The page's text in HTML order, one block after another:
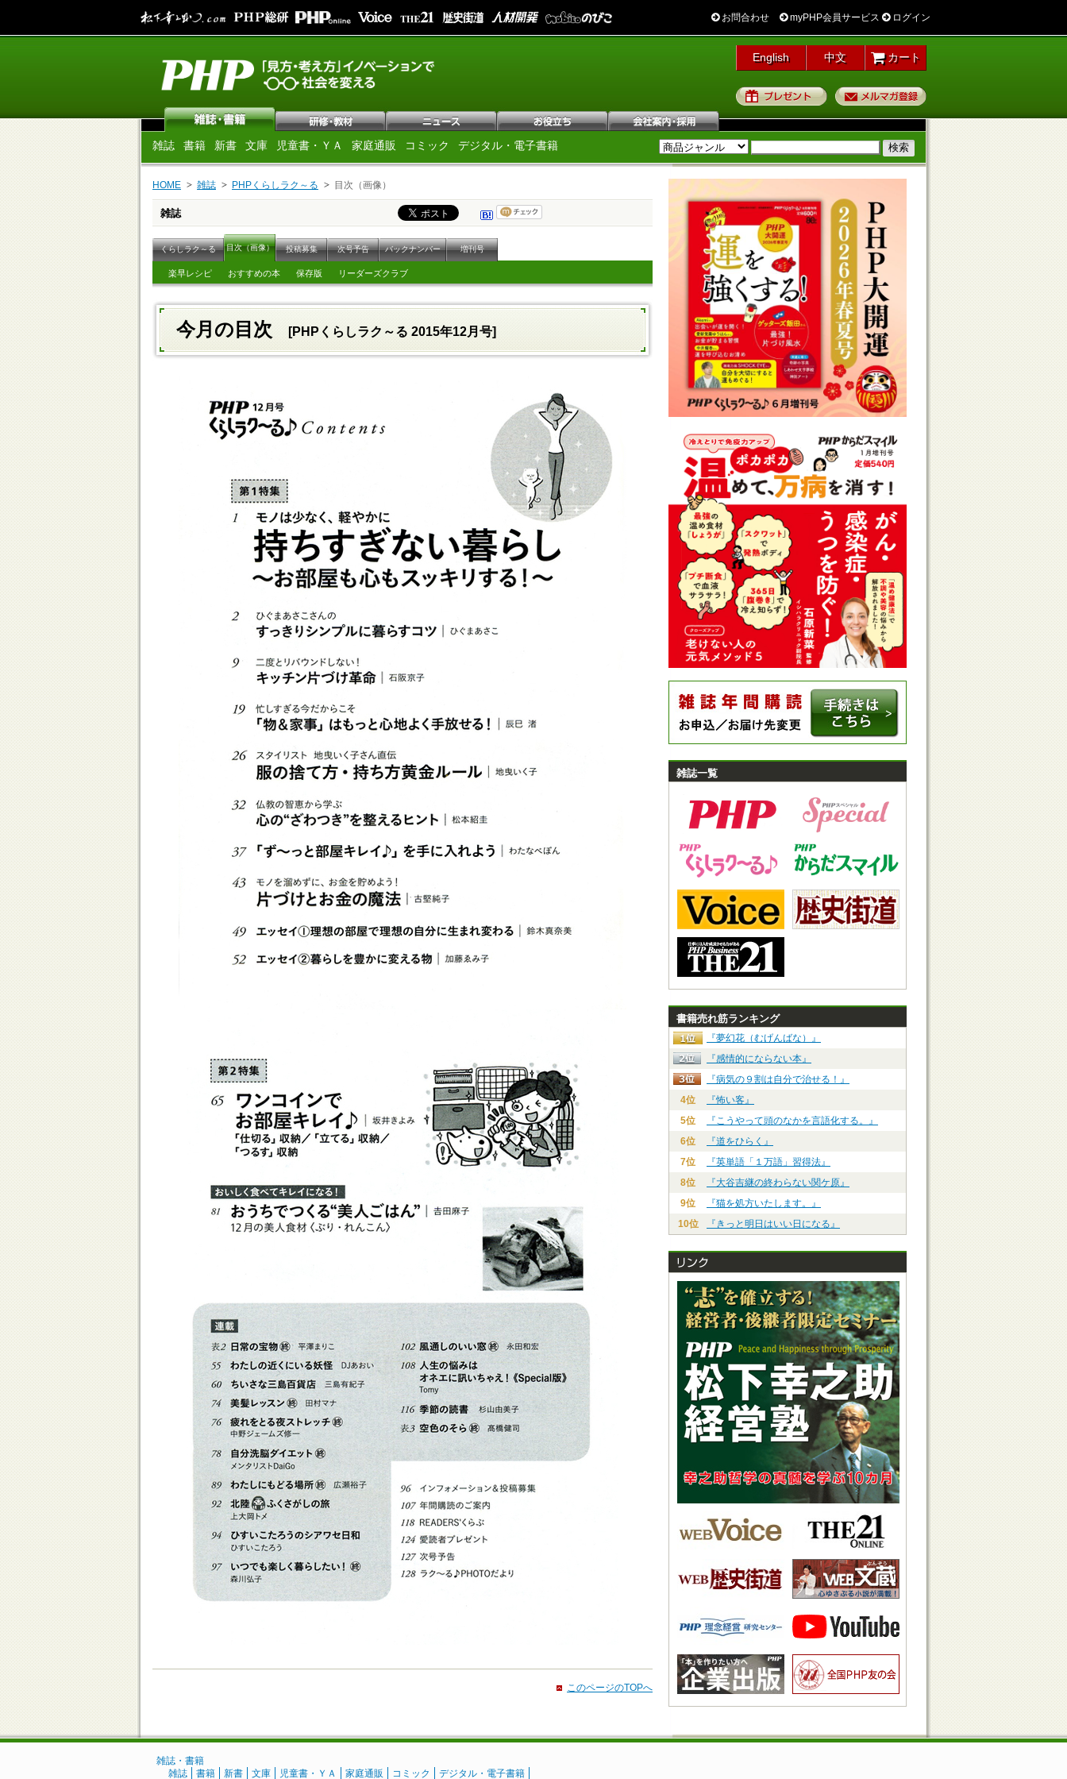
お問合わせ myPHP会員サービス ログイン
English 中文 カート
プレゼント
雑誌 書籍 新書 文庫 児童書・ＹＡ 家庭通販 コミック デジタル・電子書籍
HOME 雑誌 PHPくらしラク～る 目次（画像）
雑誌
くらしラク～る 目次（画像） 投稿募集 次号予告 バックナンバー 増刊号
楽早レシピ おすすめの本 保存版 リーダーズクラブ
今月の目次 [PHPくらしラク～る 2015年12月号]
このページのTOPへ
雑誌一覧
書籍売れ筋ランキング
『夢幻花（むげんばな）』
『感情的にならない本』
『病気の９割は自分で治せる！』
4位
『怖い客』
5位
『こうやって頭のなかを言語化する。』
6位
『道をひらく』
7位
『英単語「１万語」習得法』
8位
『大谷吉継の終わらない関ケ原』
9位
『猫を処方いたします。』
10位
『きっと明日はいい日になる』
雑誌・書籍
雑誌
書籍 新書 文庫 児童書・ＹＡ 家庭通販 コミック デジタル・電子書籍